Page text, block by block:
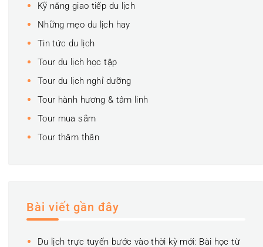
Kỹ năng giao tiếp du lịch
Những mẹo du lịch hay
Tin tức du lịch
Tour du lịch học tập
Tour du lịch nghỉ dưỡng
Tour hành hương & tâm linh
Tour mua sắm
Tour thăm thân
Bài viết gần đây
Du lịch trực tuyến bước vào thời kỳ mới: Bài học từ